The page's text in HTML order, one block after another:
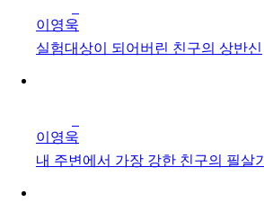
이영욱
실험대상이 되어버린 친구의 상반신
이영욱
내 주변에서 가장 강한 친구의 필살기